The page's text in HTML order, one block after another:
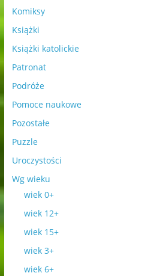
Komiksy
Książki
Książki katolickie
Patronat
Podróże
Pomoce naukowe
Pozostałe
Puzzle
Uroczystości
Wg wieku
wiek 0+
wiek 12+
wiek 15+
wiek 3+
wiek 6+